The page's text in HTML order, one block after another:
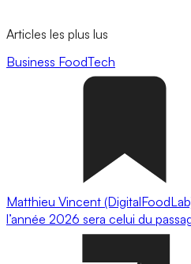
Articles les plus lus
Business FoodTech
Matthieu Vincent
l’année 2026 sera celui du